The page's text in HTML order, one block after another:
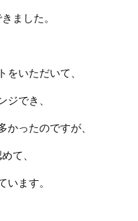
ました。
をいただいて、
ジでき、
かったのですが、
て、
います。